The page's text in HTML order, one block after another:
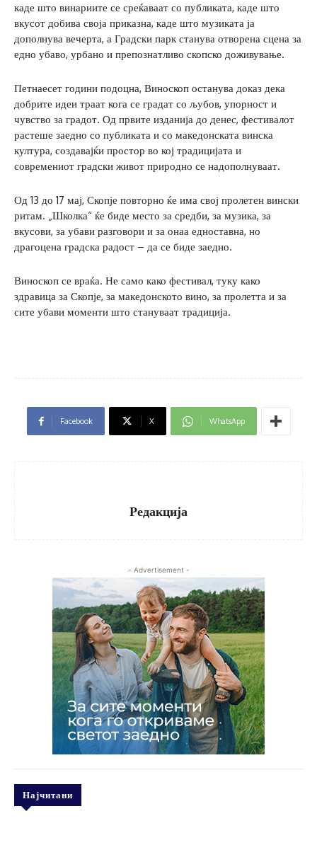
каде што винариите се среќаваат со публиката, каде што
вкусот добива своја приказна, каде што музиката ја
дополнува вечерта, а Градски парк станува отворена сцена за
едно убаво, урбано и препознатливо скопско доживување.
Петнаесет години подоцна, Виноскоп останува доказ дека
добрите идеи траат кога се градат со љубов, упорност и
чувство за градот. Од првите изданија до денес, фестивалот
растеше заедно со публиката и со македонската винска
култура, создавајќи простор во кој традицијата и
современиот градски живот природно се надополнуваат.
Од 13 до 17 мај, Скопје повторно ќе има свој пролетен вински
ритам. „Школка“ ќе биде место за средби, за музика, за
вкусови, за убави разговори и за онаа едноставна, но
драгоцена градска радост – да се биде заедно.
Виноскоп се враќа. Не само како фестивал, туку како
здравица за Скопје, за македонското вино, за пролетта и за
сите убави моменти што стануваат традиција.
Facebook X WhatsApp
Редакција
- Advertisement -
Најчитани